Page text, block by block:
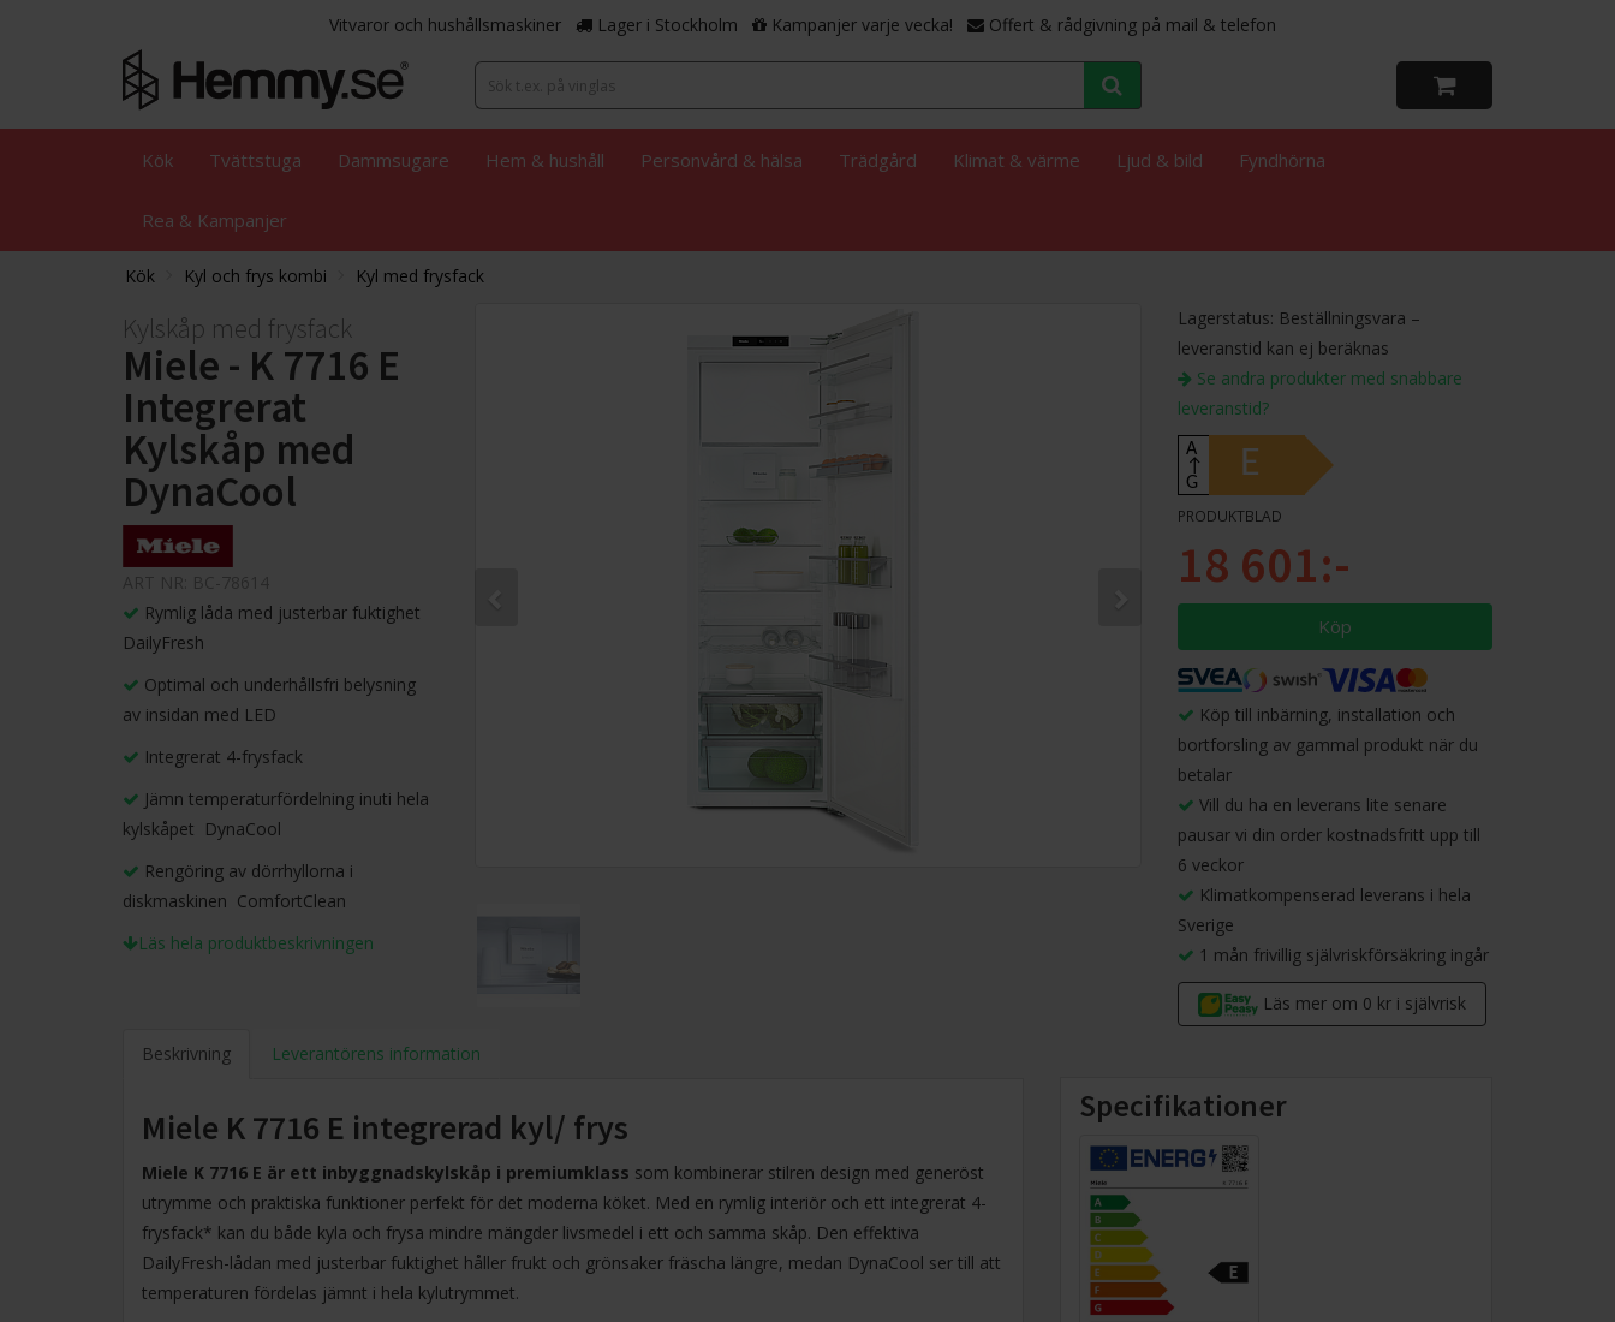
Vitvaror och hushållsmaskiner Lager i Stockholm Kampanjer varje vecka! Offert & rådgivning på mail & telefon
Kök Tvättstuga Dammsugare Hem & hushåll Personvård & hälsa Trädgård Klimat & värme Ljud & bild Fyndhörna
Rea & Kampanjer
Kök Kyl och frys kombi Kyl med frysfack
Kylskåp med frysfack
Miele - K 7716 E
Integrerat
Kylskåp med
DynaCool
Rymlig låda med justerbar fuktighet 
DailyFresh
Optimal och underhållsfri belysning
av insidan med LED
Integrerat 4-frysfack
Jämn temperaturfördelning inuti hela
kylskåpet  DynaCool
Rengöring av dörrhyllorna i
diskmaskinen  ComfortClean
Läs hela produktbeskrivningen
Lagerstatus: Beställningsvara –
leveranstid kan ej beräknas
Se andra produkter med snabbare
leveranstid?
A
↑
G
E
PRODUKTBLAD
18 601:-
Köp
Köp till inbärning, installation och
bortforsling av gammal produkt när du
betalar
Vill du ha en leverans lite senare
pausar vi din order kostnadsfritt upp till
6 veckor
Klimatkompenserad leverans i hela
Sverige
1 mån frivillig självriskförsäkring ingår
Läs mer om 0 kr i självrisk
Beskrivning Leverantörens information
Miele K 7716 E integrerad kyl/ frys
Miele K 7716 E är ett inbyggnadskylskåp i premiumklass som kombinerar stilren design med generöst
utrymme och praktiska funktioner perfekt för det moderna köket. Med en rymlig interiör och ett integrerat 4-
frysfack* kan du både kyla och frysa mindre mängder livsmedel i ett och samma skåp. Den effektiva
DailyFresh-lådan med justerbar fuktighet håller frukt och grönsaker fräscha längre, medan DynaCool ser till att
temperaturen fördelas jämnt i hela kylutrymmet.
Specifikationer